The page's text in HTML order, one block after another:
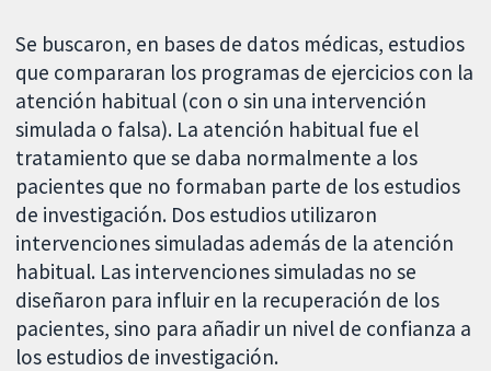
Se buscaron, en bases de datos médicas, estudios
que compararan los programas de ejercicios con la
atención habitual (con o sin una intervención
simulada o falsa). La atención habitual fue el
tratamiento que se daba normalmente a los
pacientes que no formaban parte de los estudios
de investigación. Dos estudios utilizaron
intervenciones simuladas además de la atención
habitual. Las intervenciones simuladas no se
diseñaron para influir en la recuperación de los
pacientes, sino para añadir un nivel de confianza a
los estudios de investigación.